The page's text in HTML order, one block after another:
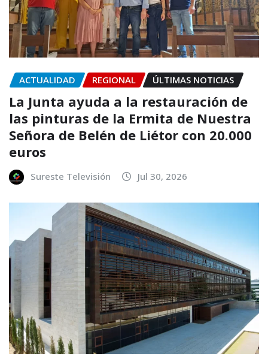
ACTUALIDAD REGIONAL ÚLTIMAS NOTICIAS
La Junta ayuda a la restauración de
las pinturas de la Ermita de Nuestra
Señora de Belén de Liétor con 20.000
euros
Sureste Televisión Jul 30, 2026